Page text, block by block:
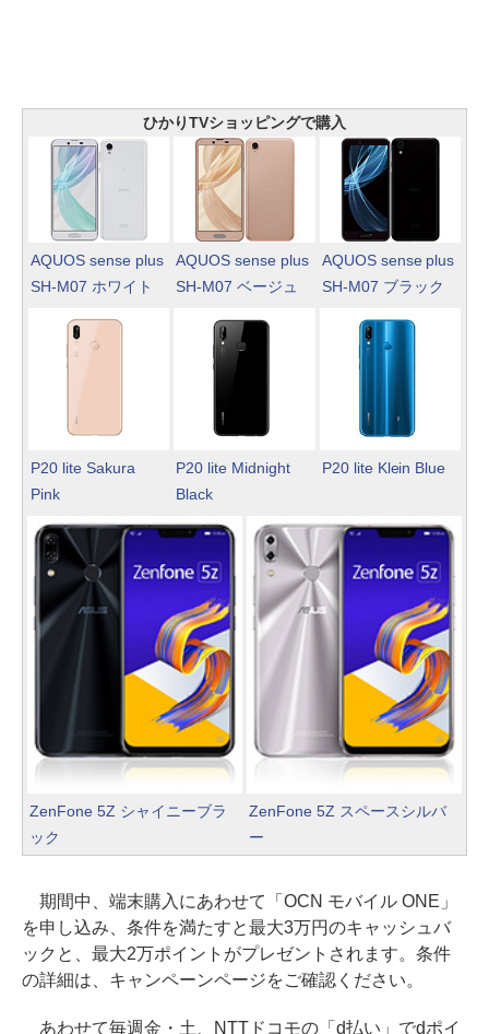
ひかりTVショッピングで購入
AQUOS sense plus
SH-M07 ホワイト
AQUOS sense plus
SH-M07 ベージュ
AQUOS sense plus
SH-M07 ブラック
P20 lite Sakura
Pink
P20 lite Midnight
Black
P20 lite Klein Blue
ZenFone 5Z シャイニーブラ
ック
ZenFone 5Z スペースシルバ
ー
期間中、端末購入にあわせて「OCN モバイル ONE」
を申し込み、条件を満たすと最大3万円のキャッシュバ
ックと、最大2万ポイントがプレゼントされます。条件
の詳細は、キャンペーンページをご確認ください。
あわせて毎週金・土、NTTドコモの「d払い」でdポイ